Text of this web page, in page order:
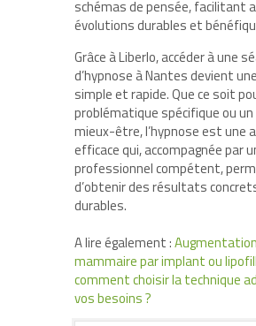
schémas de pensée, facilitant
évolutions durables et
Grâce à Liberlo, accéder à une
d’hypnose à Nantes devient
simple et rapide. Que ce soit
problématique spécifique ou un
mieux-être, l’hypnose est une
efficace qui, accompagnée par
professionnel compétent,
d’obtenir des résultats
durables.
A lire également :Augmentation
mammaire par implant ou
comment choisir la technique
vos besoins ?